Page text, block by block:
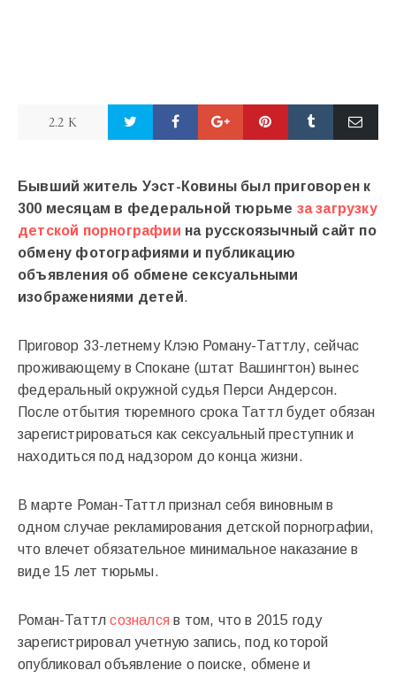
2.2 K
Бывший житель Уэст-Ковины был приговорен к
300 месяцам в федеральной тюрьме за загрузку
детской порнографии на русскоязычный сайт по
обмену фотографиями и публикацию
объявления об обмене сексуальными
изображениями детей.
Приговор 33-летнему Клэю Роману-Таттлу, сейчас
проживающему в Спокане (штат Вашингтон) вынес
федеральный окружной судья Перси Андерсон.
После отбытия тюремного срока Таттл будет обязан
зарегистрироваться как сексуальный преступник и
находиться под надзором до конца жизни.
В марте Роман-Таттл признал себя виновным в
одном случае рекламирования детской порнографии,
что влечет обязательное минимальное наказание в
виде 15 лет тюрьмы.
Роман-Таттлсознался в том, что в 2015 году
зарегистрировал учетную запись, под которой
опубликовал объявление о поиске, обмене и